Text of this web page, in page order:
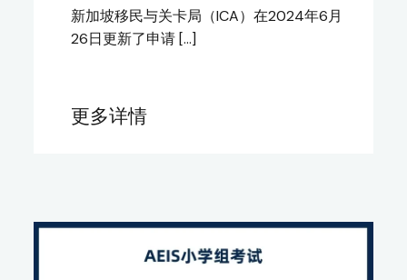
新加坡移民与关卡局（ICA）在2024年6月
26日更新了申请 […]
更多详情